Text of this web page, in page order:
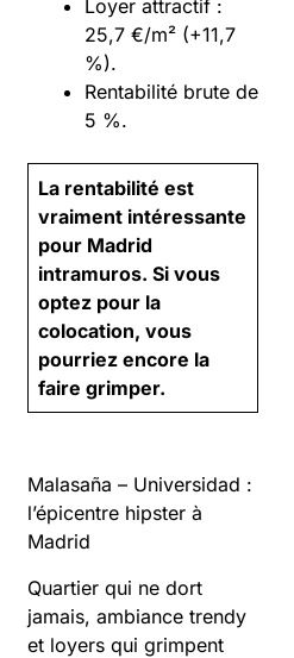
Loyer attractif :
25,7 €/m² (+11,7
%).
Rentabilité brute de
5 %.
La rentabilité est
vraiment intéressante
pour Madrid
intramuros. Si vous
optez pour la
colocation, vous
pourriez encore la
faire grimper.
Malasaña – Universidad :
l’épicentre hipster à
Madrid
Quartier qui ne dort
jamais, ambiance trendy
et loyers qui grimpent